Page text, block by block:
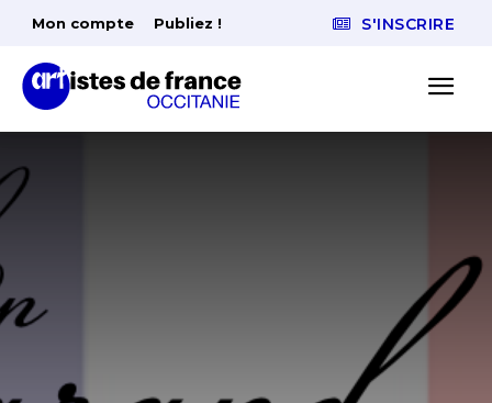
Mon compte Publiez ! S'INSCRIRE